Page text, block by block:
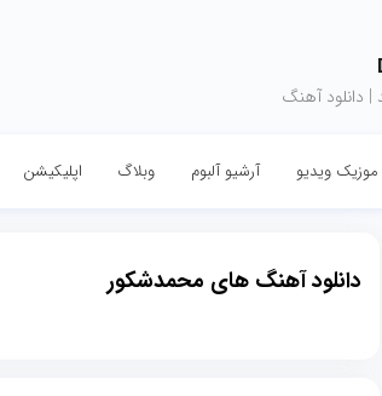
دانلود آهنگ
موزیک ویدیو آرشیو آلبوم وبلاگ اپلیکیشن
دانلود آهنگ های محمدشکور